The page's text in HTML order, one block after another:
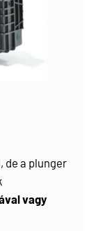
de a plunger
vagy